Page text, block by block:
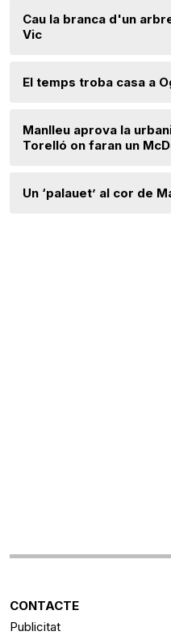
Cau la branca d'un
Vic
El temps troba casa a
Manlleu aprova la
Torelló on faran un
Un ‘palauet’ al cor de
CONTACTE
Publicitat